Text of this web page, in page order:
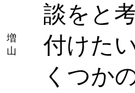
増
山
談をと
付けた
くつか